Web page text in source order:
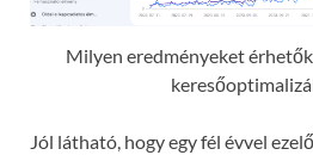
Milyen eredményeket érhetők
Jól látható, hogy egy fél évvel